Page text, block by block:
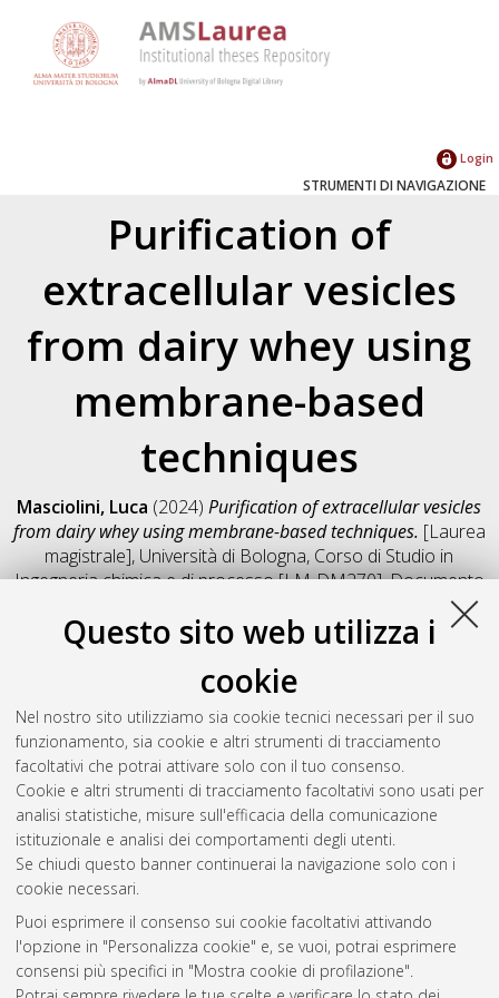
Questo sito web utilizza i
cookie
Nel nostro sito utilizziamo sia cookie tecnici necessari per il suo
funzionamento, sia cookie e altri strumenti di tracciamento
facoltativi che potrai attivare solo con il tuo consenso.
Cookie e altri strumenti di tracciamento facoltativi sono usati per
analisi statistiche, misure sull'efficacia della comunicazione
istituzionale e analisi dei comportamenti degli utenti.
Se chiudi questo banner continuerai la navigazione solo con i
cookie necessari.
Puoi esprimere il consenso sui cookie facoltativi attivando
l'opzione in "Personalizza cookie" e, se vuoi, potrai esprimere
consensi più specifici in "Mostra cookie di profilazione".
Login
STRUMENTI DI NAVIGAZIONE
Purification of
extracellular vesicles
from dairy whey using
membrane-based
techniques
Masciolini, Luca (2024)Purification of extracellular vesicles
from dairy whey using membrane-based techniques. [Laurea
magistrale], Università di Bologna, Corso di Studio in
Ingegneria chimica e di processo [LM-DM270], Documento
Salva citazione
Condividi
Il full-text non è disponibile per scelta dell'autore. (
Abstract
Altri metadati
Gestione del documento:
Atom
Rss 1.0